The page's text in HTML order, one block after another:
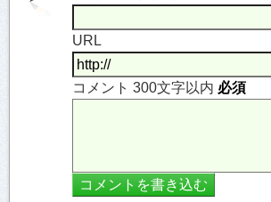
URL
コメント 300文字以内 必須